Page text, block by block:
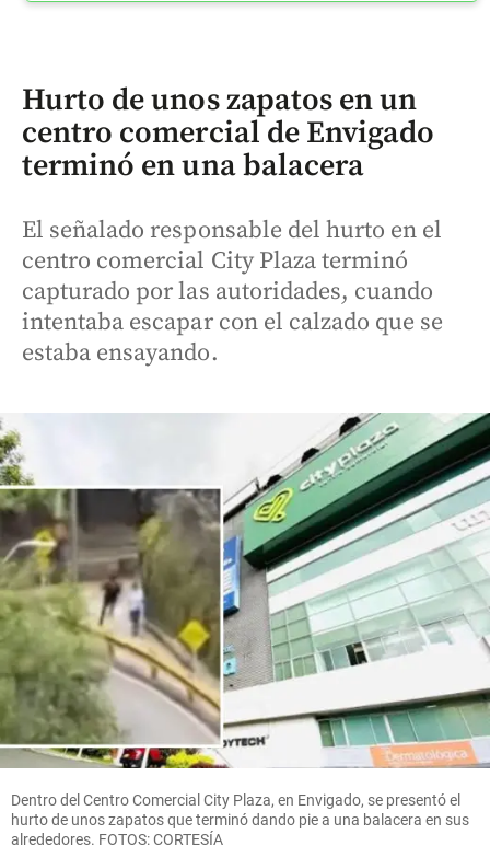
Hurto de unos zapatos en un
centro comercial de Envigado
terminó en una balacera
El señalado responsable del hurto en el
centro comercial City Plaza terminó
capturado por las autoridades, cuando
intentaba escapar con el calzado que se
estaba ensayando.
Dentro del Centro Comercial City Plaza, en Envigado, se presentó el
hurto de unos zapatos que terminó dando pie a una balacera en sus
alrededores. FOTOS: CORTESÍA